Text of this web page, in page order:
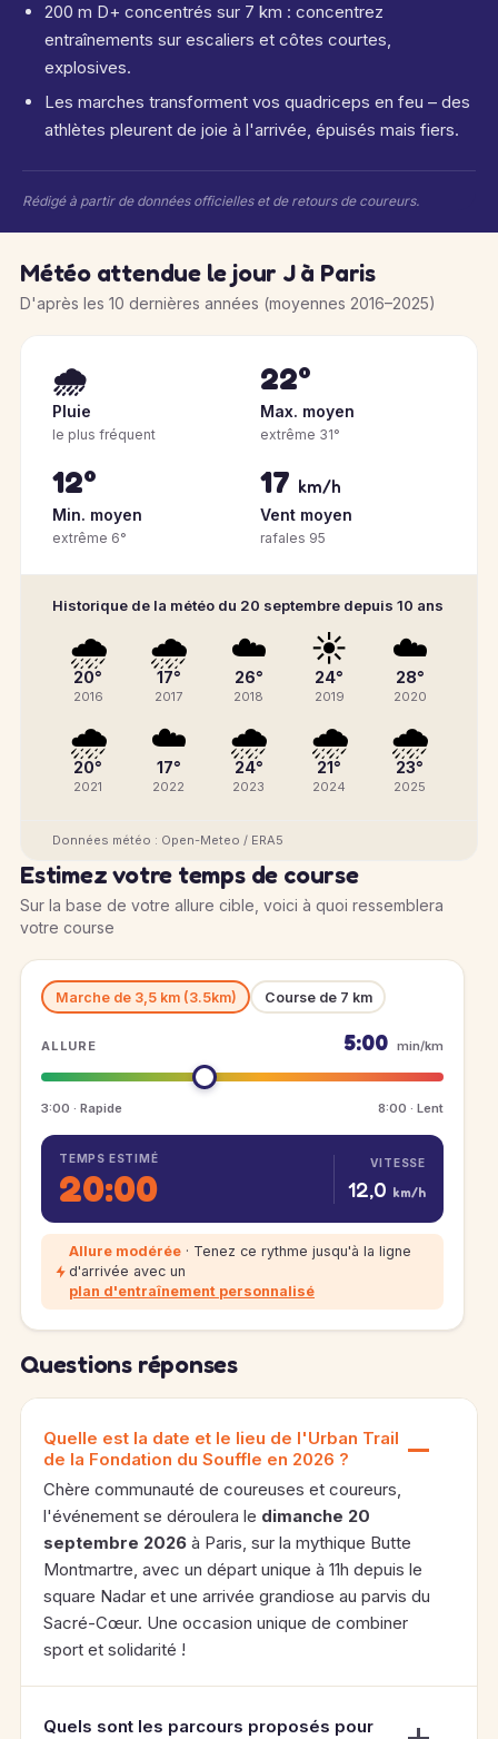
200 m D+ concentrés sur 7 km : concentrez
entraînements sur escaliers et côtes courtes,
explosives.
Les marches transforment vos quadriceps en feu – des
athlètes pleurent de joie à l'arrivée, épuisés mais fiers.
Rédigé à partir de données officielles et de retours de coureurs.
Météo attendue le jour J à Paris
D'après les 10 dernières années (moyennes 2016–2025)
🌧️
Pluie
le plus fréquent
22°
Max. moyen
extrême 31°
12°
Min. moyen
extrême 6°
17 km/h
Vent moyen
rafales 95
Historique de la météo du 20 septembre depuis 10 ans
🌧️
20°
2016
🌧️
17°
2017
☁️
26°
2018
☀️
24°
2019
☁️
28°
2020
🌧️
20°
2021
☁️
17°
2022
🌧️
24°
2023
🌧️
21°
2024
🌧️
23°
2025
Données météo : Open-Meteo / ERA5
Estimez votre temps de course
Sur la base de votre allure cible, voici à quoi ressemblera
votre course
Marche de 3,5 km (3.5km) Course de 7 km
ALLURE 5:00 min/km
3:00 · Rapide 8:00 · Lent
TEMPS ESTIMÉ
20:00
VITESSE
12,0 km/h
Allure modérée · Tenez ce rythme jusqu'à la ligne
d'arrivée avec un
plan d'entraînement personnalisé
Questions réponses
Quelle est la date et le lieu de l'Urban Trail
de la Fondation du Souffle en 2026 ?
Chère communauté de coureuses et coureurs,
l'événement se déroulera le dimanche 20
septembre 2026 à Paris, sur la mythique Butte
Montmartre, avec un départ unique à 11h depuis le
square Nadar et une arrivée grandiose au parvis du
Sacré-Cœur. Une occasion unique de combiner
sport et solidarité !
Quels sont les parcours proposés pour